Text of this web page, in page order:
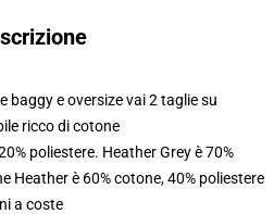
baggy e oversize vai 2 taglie su
ricco di cotone
poliestere. Heather Grey è 70%
Heather è 60% cotone, 40% poliestere
a coste